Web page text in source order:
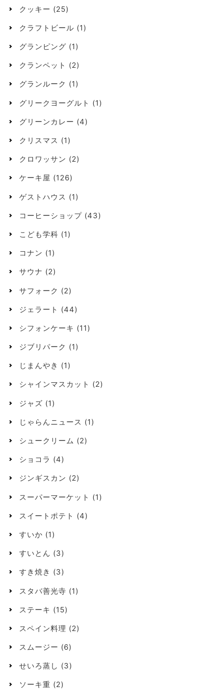
クッキー (25)
クラフトビール (1)
グランピング (1)
クランペット (2)
グランルーク (1)
グリークヨーグルト (1)
グリーンカレー (4)
クリスマス (1)
クロワッサン (2)
ケーキ屋 (126)
ゲストハウス (1)
コーヒーショップ (43)
こども学科 (1)
コナン (1)
サウナ (2)
サフォーク (2)
ジェラート (44)
シフォンケーキ (11)
ジブリパーク (1)
じまんやき (1)
シャインマスカット (2)
ジャズ (1)
じゃらんニュース (1)
シュークリーム (2)
ショコラ (4)
ジンギスカン (2)
スーパーマーケット (1)
スイートポテト (4)
すいか (1)
すいとん (3)
すき焼き (3)
スタバ善光寺 (1)
ステーキ (15)
スペイン料理 (2)
スムージー (6)
せいろ蒸し (3)
ソーキ重 (2)